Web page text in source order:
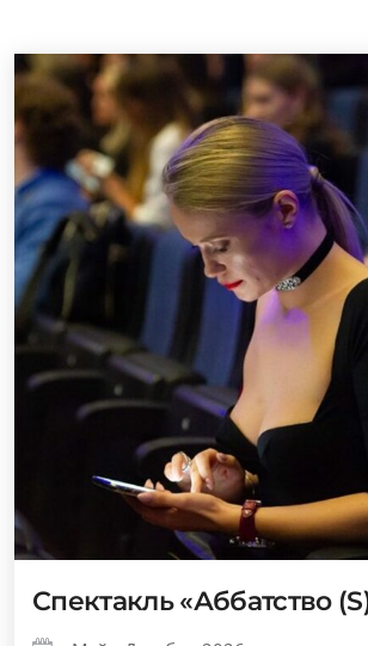
Спектакль «Аббатство